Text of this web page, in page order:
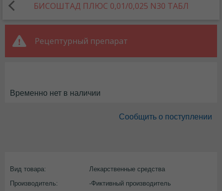
БИСОШТАД ПЛЮС 0,01/0,025 N30 ТАБЛ
Рецептурный препарат
Временно нет в наличии
Сообщить о поступлении
Вид товара:
Лекарственные средства
Производитель:
-Фиктивный производитель